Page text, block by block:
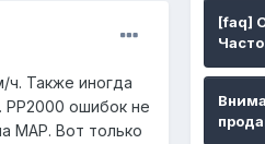
ч. Также иногда
ошибок не
MAP. Вот только
[faq]